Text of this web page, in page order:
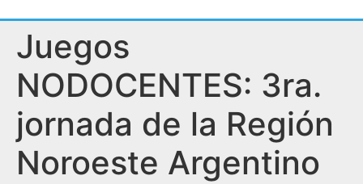
Juegos
NODOCENTES: 3ra.
jornada de la Región
Noroeste Argentino